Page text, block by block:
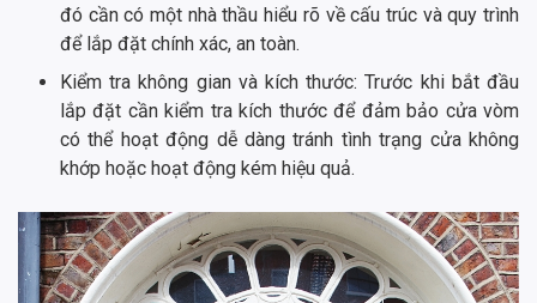
đó cần có một nhà thầu hiểu rõ về cấu trúc và quy trình
để lắp đặt chính xác, an toàn.
Kiểm tra không gian và kích thước: Trước khi bắt đầu
lắp đặt cần kiểm tra kích thước để đảm bảo cửa vòm
có thể hoạt động dễ dàng tránh tình trạng cửa không
khớp hoặc hoạt động kém hiệu quả.